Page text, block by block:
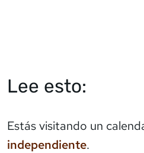
Lee esto:
Estás visitando un
independiente.